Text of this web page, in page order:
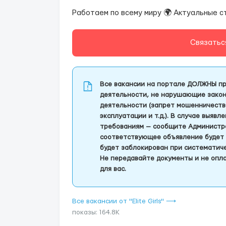
Работаем по всему миру 🌍 Актуальные
Все вакансии на портале ДОЛЖНЫ
деятельности, не нарушающие
деятельности (запрет
эксплуатации и т.д.). В случае
требованиям — сообщите
соответствующее объявление
будет заблокирован при
Не передавайте документы и не
для вас.
Все вакансии от "Elite Girls" ⟶
показы: 164.8K